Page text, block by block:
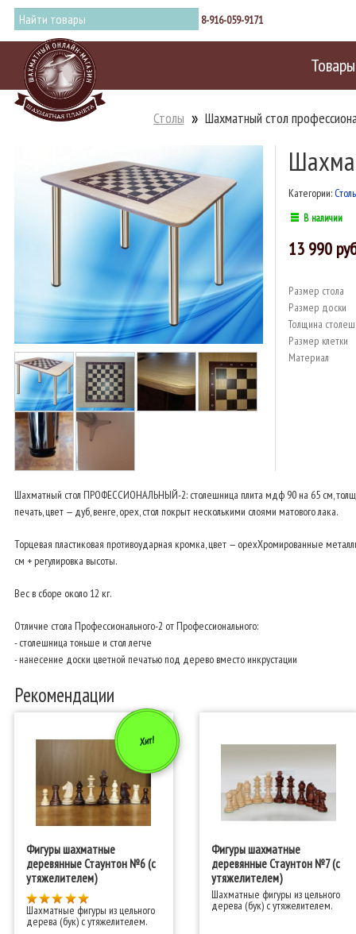
8-916-059-9171
Товары
Столы Шахматный стол
Категории:
В наличии
13 990
Размер стола
Размер доски
Толщина
Размер клетки
Материал
Шахматный стол ПРОФЕССИОНАЛЬНЫЙ-2: столешница плита мдф 90 на 65 см,
печать, цвет — дуб, венге, орех, стол покрыт несколькими слоями матового лака.
Торцевая пластиковая противоударная кромка, цвет — орехХромированные
см + регулировка высоты.
Вес в сборе около 12 кг.
Отличие стола Профессионального-2 от Профессионального:
- столешница тоньше и стол легче
- нанесение доски цветной печатью под дерево вместо инкрустации
Рекомендации
Хит!
Фигуры шахматные
деревянные Стаунтон №6 (с
утяжелителем)
Шахматные фигуры из цельного
дерева (бук) с утяжелителем.
Фигуры шахматные
деревянные Стаунтон №7 (с
утяжелителем)
Шахматные фигуры из цельного
дерева (бук) с утяжелителем.